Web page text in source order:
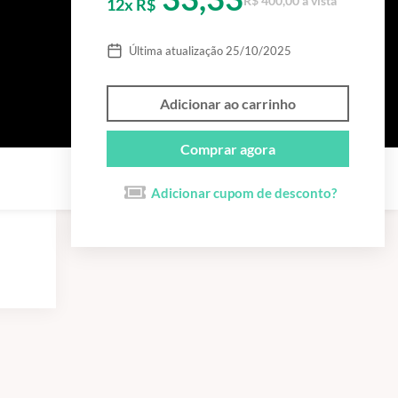
12x R$
Última atualização 25/10/2025
Adicionar ao carrinho
Comprar agora
Adicionar cupom de desconto?